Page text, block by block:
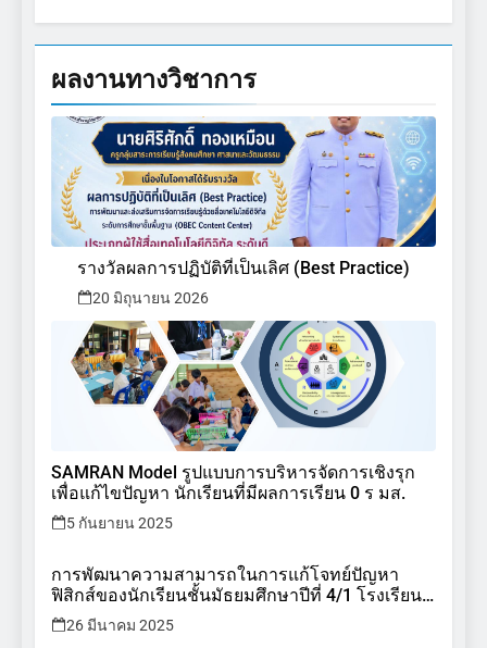
ผลงานทางวิชาการ
รางวัลผลการปฏิบัติที่เป็นเลิศ (Best Practice)
20 มิถุนายน 2026
SAMRAN Model รูปแบบการบริหารจัดการเชิงรุก
เพื่อแก้ไขปัญหา นักเรียนที่มีผลการเรียน 0 ร มส.
5 กันยายน 2025
การพัฒนาความสามารถในการแก้โจทย์ปัญหา
ฟิสิกส์ของนักเรียนชั้นมัธยมศึกษาปีที่ 4/1 โรงเรียน
หาดสำราญวิทยาคม โดยใช้เทคนิคการแก้ปัญหา
ของโพลยา
26 มีนาคม 2025